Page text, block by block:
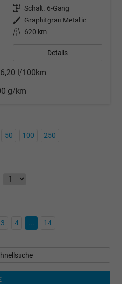
Getriebe Schalt. 6-Gang
Außenfarbe
Graphitgrau Metallic
Kilometerstand 620 km
Details
6,20 l/100km
g/km
50 100 250
3 4 ... 14